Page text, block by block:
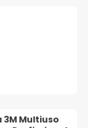
3M Multiuso